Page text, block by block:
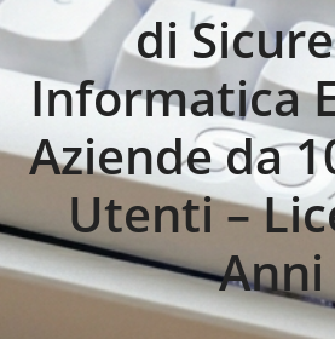
di
Informatica
Aziende da
Utenti –
Anni